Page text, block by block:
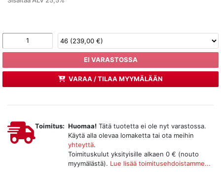
EI VARASTOSSA
VARAA / TILAA MYYMÄLÄÄN
Toimitus: Huomaa! Tätä tuotetta ei ole nyt varastossa.
Käytä alla olevaa lomaketta tai ota meihin
yhteyttä.
Toimituskulut yksityisille alkaen 0 € (nouto
myymälästä). Lue lisää toimitusehdoistamme...